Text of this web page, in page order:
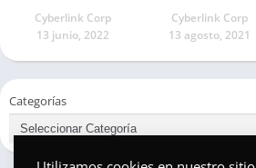
Cyberlink Corp
13 junio, 2022
Cyberlink Corp
13 agosto, 2021
Categorías